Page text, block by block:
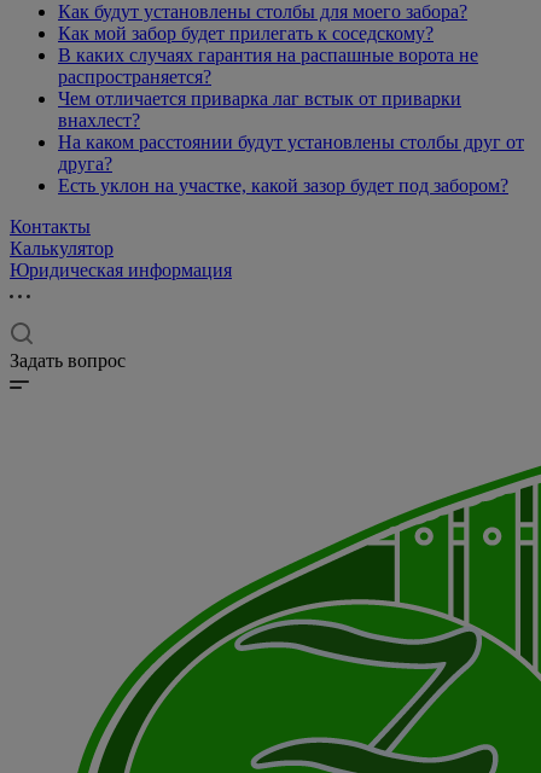
Как будут установлены столбы для моего забора?
Как мой забор будет прилегать к соседскому?
В каких случаях гарантия на распашные ворота не
распространяется?
Чем отличается приварка лаг встык от приварки
внахлест?
На каком расстоянии будут установлены столбы друг от
друга?
Есть уклон на участке, какой зазор будет под забором?
Контакты
Калькулятор
Юридическая информация
Задать вопрос